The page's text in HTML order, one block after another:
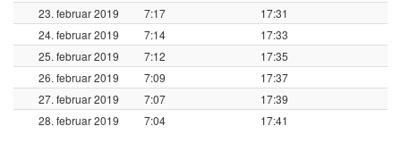
23. februar 2019
7:17
17:31
24. februar 2019
7:14
17:33
25. februar 2019
7:12
17:35
26. februar 2019
7:09
17:37
27. februar 2019
7:07
17:39
28. februar 2019
7:04 17:41